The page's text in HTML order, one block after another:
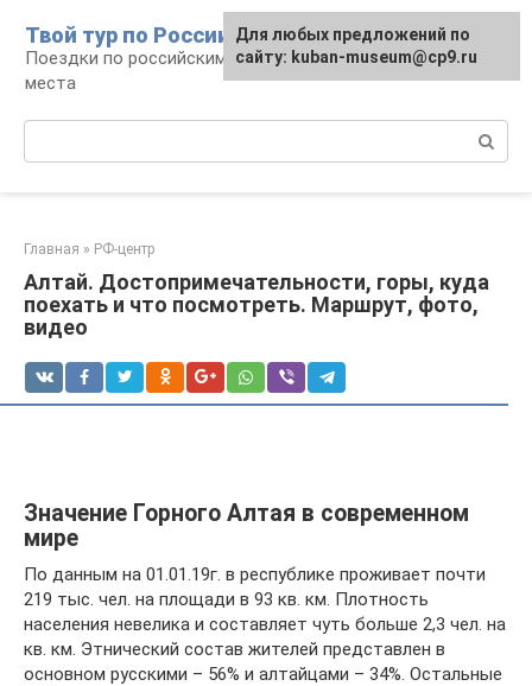
контенту
Твой тур по России
Поездки по российским городам, маршруты и
места
Главная » РФ-центр
Алтай. Достопримечательности, горы, куда
поехать и что посмотреть. Маршрут, фото,
видео
Значение Горного Алтая в современном
мире
По данным на 01.01.19г. в республике проживает почти
219 тыс. чел. на площади в 93 кв. км. Плотность
населения невелика и составляет чуть больше 2,3 чел. на
кв. км. Этнический состав жителей представлен в
основном русскими – 56% и алтайцами – 34%. Остальные
Для любых предложений по
сайту: kuban-museum@cp9.ru